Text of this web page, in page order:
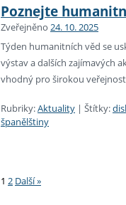
Poznejte
Zveřejněno 24. 10. 2025
Týden humanitních věd se
výstav a dalších zajímavých
vhodný pro širokou
Rubriky:Aktuality | Štítky:
španělštiny
1 2 Další »